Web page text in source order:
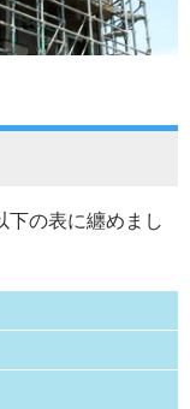
下の表に纏めまし